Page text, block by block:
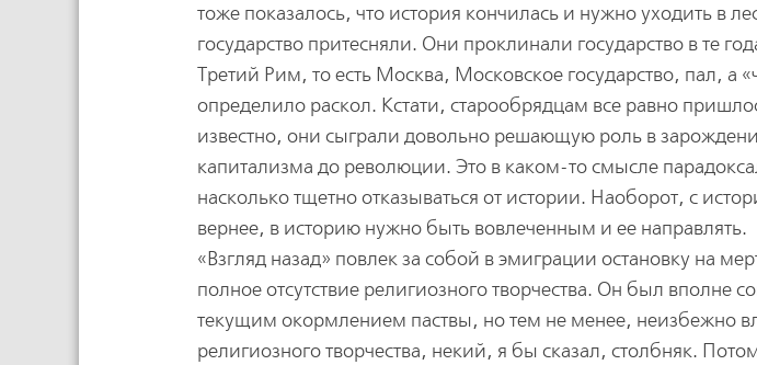
тоже показалось, что история кончилась и нужно уходить в
государство притесняли. Они проклинали государство в те
Третий Рим, то есть Москва, Московское государство, пал, а
определило раскол. Кстати, старообрядцам все равно
известно, они сыграли довольно решающую роль в
капитализма до революции. Это в каком-то смысле
насколько тщетно отказываться от истории. Наоборот, с
вернее, в историю нужно быть вовлеченным и ее направлять.
«Взгляд назад» повлек за собой в эмиграции остановку на
полное отсутствие религиозного творчества. Он был вполне
текущим окормлением паствы, но тем не менее, неизбежно
религиозного творчества, некий, я бы сказал, столбняк.